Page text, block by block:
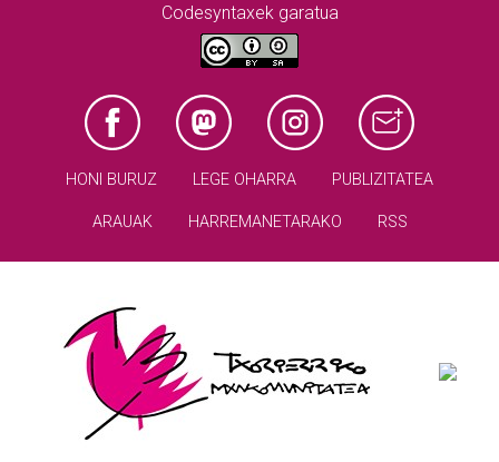
Codesyntaxek garatua
HONI BURUZ LEGE OHARRA PUBLIZITATEA
ARAUAK HARREMANETARAKO RSS